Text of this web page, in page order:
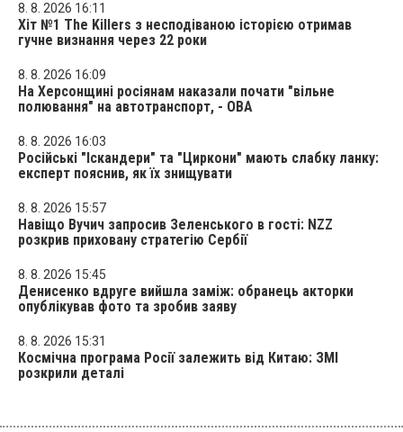
8. 8. 2026 16:11
Хіт №1 The Killers з несподіваною історією отримав
гучне визнання через 22 роки
8. 8. 2026 16:09
На Херсонщині росіянам наказали почати "вільне
полювання" на автотранспорт, - ОВА
8. 8. 2026 16:03
Російські "Іскандери" та "Циркони" мають слабку ланку:
експерт пояснив, як їх знищувати
8. 8. 2026 15:57
Навіщо Вучич запросив Зеленського в гості: NZZ
розкрив приховану стратегію Сербії
8. 8. 2026 15:45
Денисенко вдруге вийшла заміж: обранець акторки
опублікував фото та зробив заяву
8. 8. 2026 15:31
Космічна програма Росії залежить від Китаю: ЗМІ
розкрили деталі